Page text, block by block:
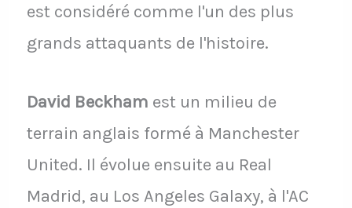
est considéré comme l'un des plus
grands attaquants de l'histoire.
David Beckham est un milieu de
terrain anglais formé à Manchester
United. Il évolue ensuite au Real
Madrid, au Los Angeles Galaxy, à l'AC